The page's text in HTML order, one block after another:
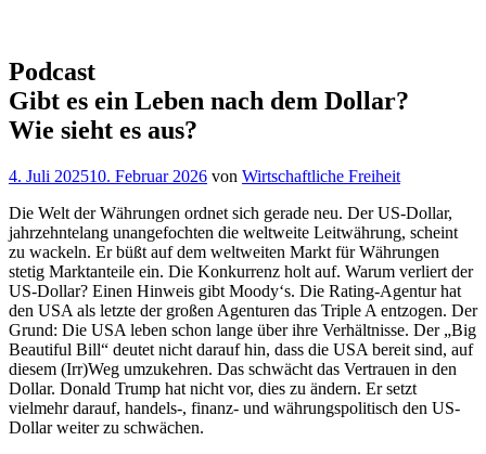
Podcast
Gibt es ein Leben nach dem Dollar?
Wie sieht es aus?
Veröffentlicht
4. Juli 202510. Februar 2026 von Wirtschaftliche Freiheit
Die Welt der Währungen ordnet sich gerade neu. Der US-Dollar,
jahrzehntelang unangefochten die weltweite Leitwährung, scheint
zu wackeln. Er büßt auf dem weltweiten Markt für Währungen
stetig Marktanteile ein. Die Konkurrenz holt auf. Warum verliert der
US-Dollar? Einen Hinweis gibt Moody‘s. Die Rating-Agentur hat
den USA als letzte der großen Agenturen das Triple A entzogen. Der
Grund: Die USA leben schon lange über ihre Verhältnisse. Der „Big
Beautiful Bill“ deutet nicht darauf hin, dass die USA bereit sind, auf
diesem (Irr)Weg umzukehren. Das schwächt das Vertrauen in den
Dollar. Donald Trump hat nicht vor, dies zu ändern. Er setzt
vielmehr darauf, handels-, finanz- und währungspolitisch den US-
Dollar weiter zu schwächen.